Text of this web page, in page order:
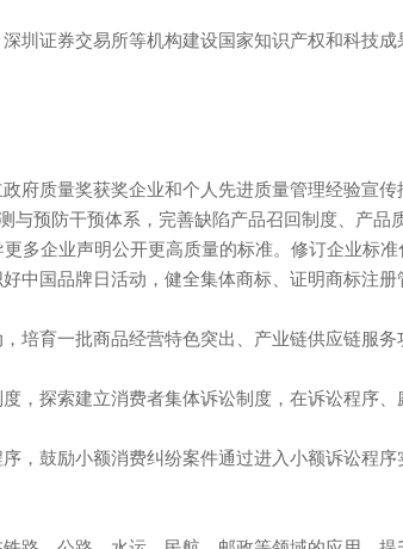
深圳证券交易所等机构建设国家知识产权和
立政府质量奖获奖企业和个人先进质量管理经验
预防干预体系，完善缺陷产品召回制度、产品
导更多企业声明公开更高质量的标准。修订企业标
国品牌日活动，健全集体商标、证明商标注
商品经营特色突出、产业链供应链服务功能强大、
索建立消费者集体诉讼制度，在诉讼程序、庭
程序，鼓励小额消费纠纷案件通过进入小额诉讼